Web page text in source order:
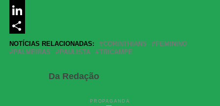
Messenger
LinkedIn
Share
NOTÍCIAS RELACIONADAS: CORINTHIANS
FEMININO
PALMEIRAS
PAULISTA TRICAMPE
Da Redação
PROPAGANDA